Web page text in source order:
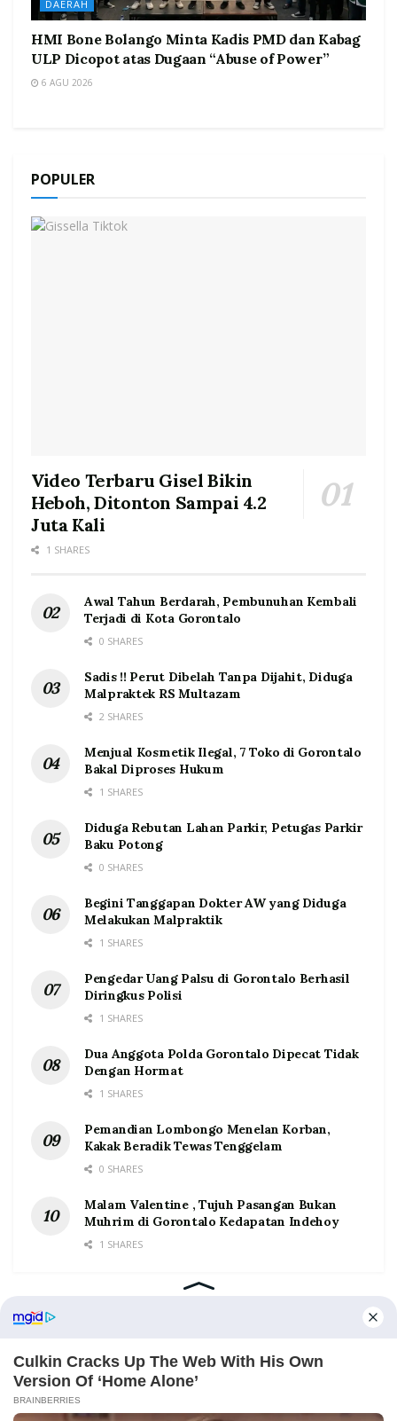
DAERAH
HMI Bone Bolango Minta Kadis PMD dan Kabag
ULP Dicopot atas Dugaan “Abuse of Power”
6 AGU 2026
POPULER
Video Terbaru Gisel Bikin
Heboh, Ditonton Sampai 4.2
Juta Kali
1 SHARES
Awal Tahun Berdarah, Pembunuhan Kembali
Terjadi di Kota Gorontalo
0 SHARES
Sadis !! Perut Dibelah Tanpa Dijahit, Diduga
Malpraktek RS Multazam
2 SHARES
Menjual Kosmetik Ilegal, 7 Toko di Gorontalo
Bakal Diproses Hukum
1 SHARES
Diduga Rebutan Lahan Parkir, Petugas Parkir
Baku Potong
0 SHARES
Begini Tanggapan Dokter AW yang Diduga
Melakukan Malpraktik
1 SHARES
Pengedar Uang Palsu di Gorontalo Berhasil
Diringkus Polisi
1 SHARES
Dua Anggota Polda Gorontalo Dipecat Tidak
Dengan Hormat
1 SHARES
Pemandian Lombongo Menelan Korban,
Kakak Beradik Tewas Tenggelam
0 SHARES
Malam Valentine , Tujuh Pasangan Bukan
Muhrim di Gorontalo Kedapatan Indehoy
1 SHARES
Home Tentang Kontak Redaksi Pedoman Media Siber